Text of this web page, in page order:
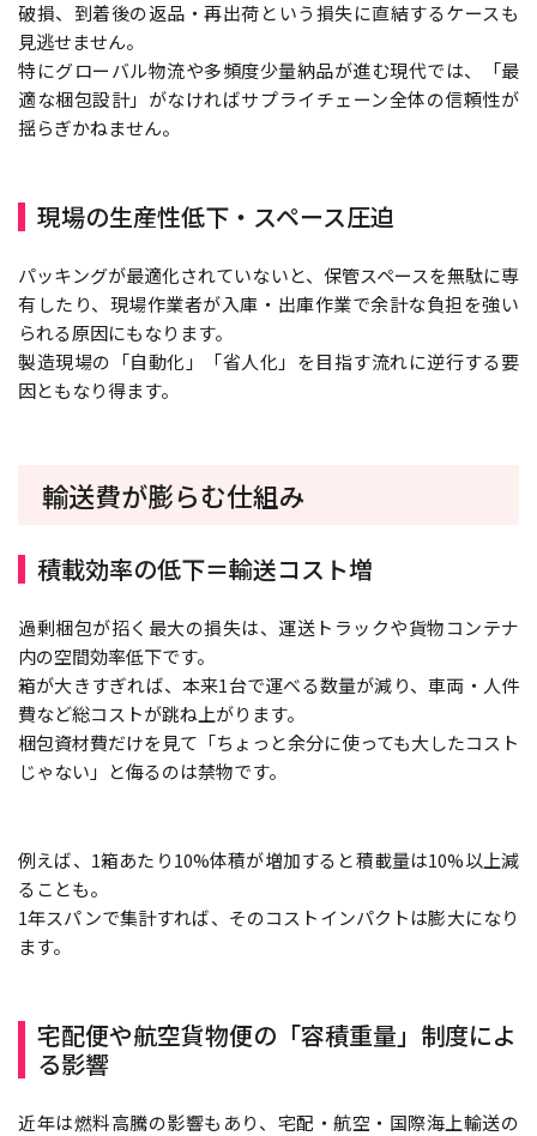
破損、到着後の返品・再出荷という損失に直結するケースも
見逃せません。
特にグローバル物流や多頻度少量納品が進む現代では、「最
適な梱包設計」がなければサプライチェーン全体の信頼性が
揺らぎかねません。
現場の生産性低下・スペース圧迫
パッキングが最適化されていないと、保管スペースを無駄に専
有したり、現場作業者が入庫・出庫作業で余計な負担を強い
られる原因にもなります。
製造現場の「自動化」「省人化」を目指す流れに逆行する要
因ともなり得ます。
輸送費が膨らむ仕組み
積載効率の低下＝輸送コスト増
過剰梱包が招く最大の損失は、運送トラックや貨物コンテナ
内の空間効率低下です。
箱が大きすぎれば、本来1台で運べる数量が減り、車両・人件
費など総コストが跳ね上がります。
梱包資材費だけを見て「ちょっと余分に使っても大したコスト
じゃない」と侮るのは禁物です。
例えば、1箱あたり10%体積が増加すると積載量は10%以上減
ることも。
1年スパンで集計すれば、そのコストインパクトは膨大になり
ます。
宅配便や航空貨物便の「容積重量」制度によ
る影響
近年は燃料高騰の影響もあり、宅配・航空・国際海上輸送の